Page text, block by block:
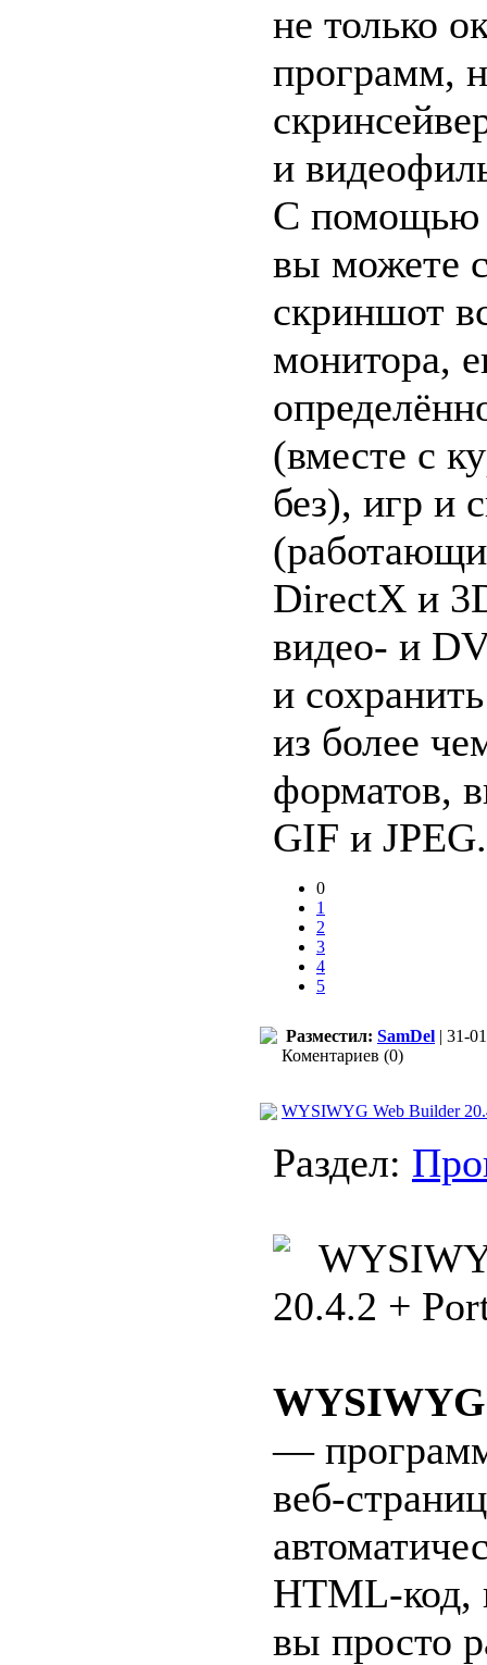
не только
программ,
и
С помощью
вы можете
скриншот
монитора,
(вместе с
без), игр и
DirectX и
видео- и
и
из более
форматов,
GIF и JPEG.
0
1
2
3
4
5
Разместил: SamDel | 31-
Коментариев (0)
WYSIWYG Web Builder
Раздел:
—
веб-
HTML-код,
вы просто